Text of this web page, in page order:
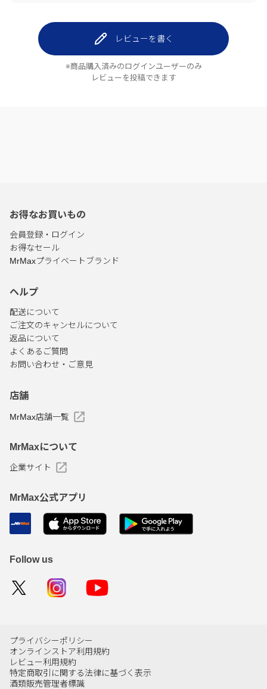
レビューを書く
※商品購入済みのログインユーザーのみ
レビューを投稿できます
お得なお買いもの
会員登録・ログイン
お得なセール
MrMaxプライベートブランド
ヘルプ
配送について
ご注文のキャンセルについて
返品について
よくあるご質問
お問い合わせ・ご意見
店舗
MrMax店舗一覧
MrMaxについて
企業サイト
MrMax公式アプリ
Follow us
プライバシーポリシー
オンラインストア利用規約
レビュー利用規約
特定商取引に関する法律に基づく表示
酒類販売管理者標識